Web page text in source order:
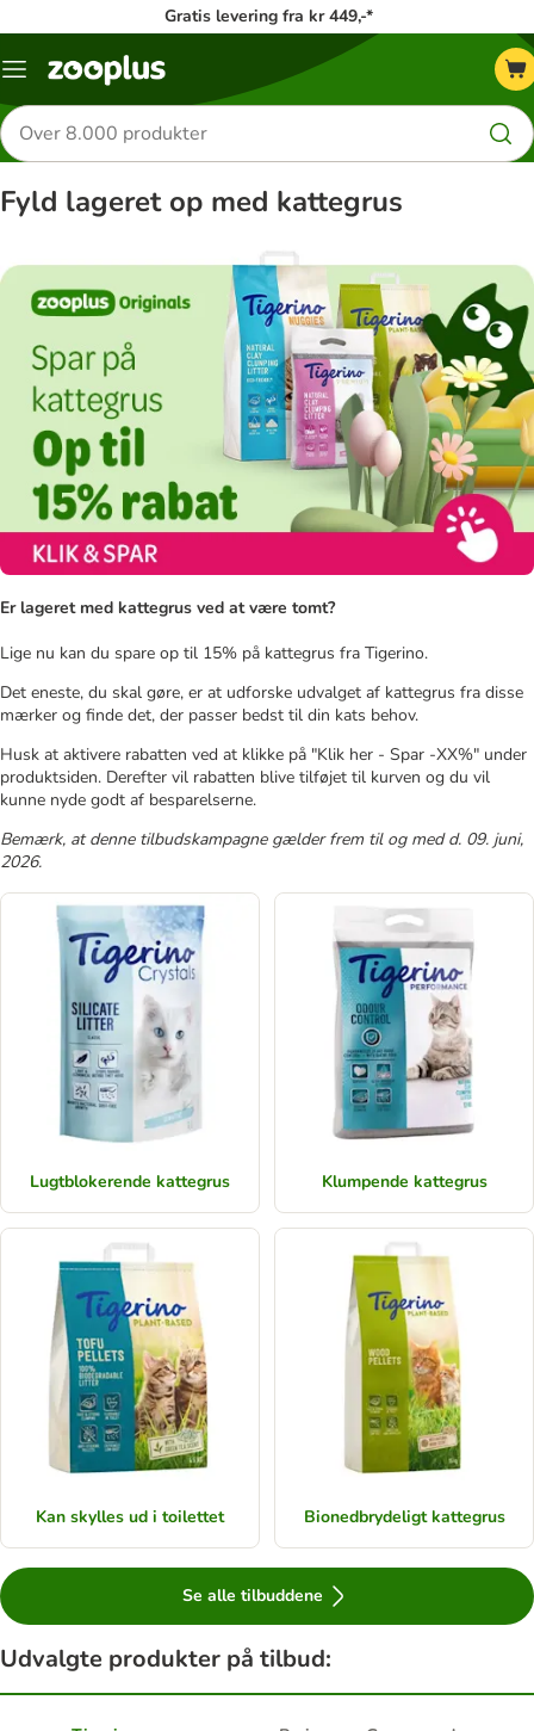
Gratis levering fra kr 449,-*
Menu
Søg
efter
produkter
Fyld lageret op med kattegrus
Er lageret med kattegrus ved at være tomt?
Lige nu kan du spare op til 15% på kattegrus fra Tigerino.
Det eneste, du skal gøre, er at udforske udvalget af kattegrus fra disse
mærker og finde det, der passer bedst til din kats behov.
Husk at aktivere rabatten ved at klikke på "Klik her - Spar -XX%" under
produktsiden. Derefter vil rabatten blive tilføjet til kurven og du vil
kunne nyde godt af besparelserne.
Bemærk, at denne tilbudskampagne gælder frem til og med d. 09. juni,
2026.
Lugtblokerende kattegrus Klumpende kattegrus
Kan skylles ud i toilettet Bionedbrydeligt kattegrus
Se alle tilbuddene
Udvalgte produkter på tilbud: